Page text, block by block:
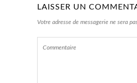
LAISSER UN
Votre adresse de messagerie ne sera